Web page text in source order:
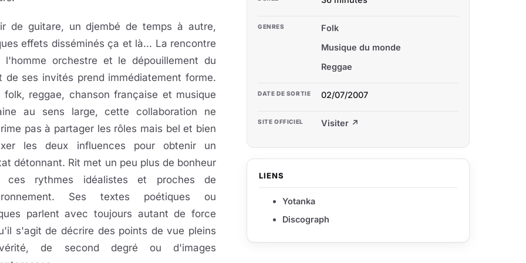
de guitare, un djembé de temps à autre,
effets disséminés ça et là... La rencontre
l'homme orchestre et le dépouillement du
de ses invités prend immédiatement forme.
folk, reggae, chanson française et musique
au sens large, cette collaboration ne
pas à partager les rôles mais bel et bien
les deux influences pour obtenir un
détonnant. Rit met un peu plus de bonheur
ces rythmes idéalistes et proches de
Ses textes poétiques ou
parlent avec toujours autant de force
s'agit de décrire des points de vue pleins
de second degré ou d'images
GENRES
Folk
Musique du monde
Reggae
DATE DE SORTIE 02/07/2007
SITE OFFICIEL Visiter ↗
LIENS
Yotanka
Discograph